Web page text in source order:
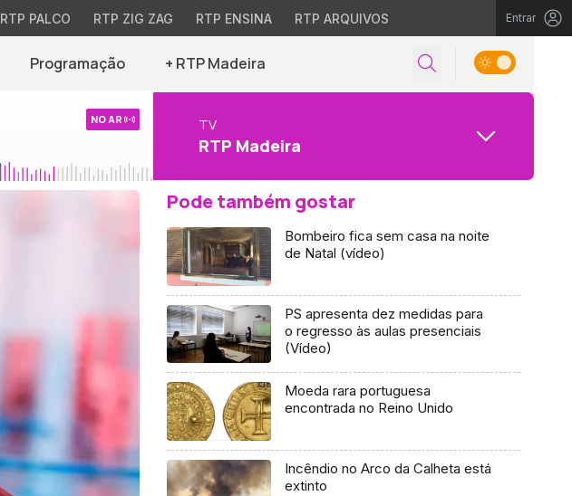
RTP PALCO RTP ZIG ZAG RTP ENSINA RTP ARQUIVOS Entrar
Programação + RTP Madeira
NO AR TV
RTP Madeira
Pode também gostar
Bombeiro fica sem casa na noite
de Natal (vídeo)
PS apresenta dez medidas para
o regresso às aulas presenciais
(Vídeo)
Moeda rara portuguesa
encontrada no Reino Unido
Incêndio no Arco da Calheta está
extinto